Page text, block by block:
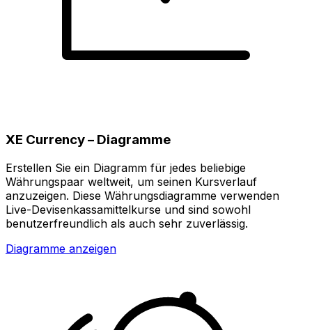
XE Currency – Diagramme
Erstellen Sie ein Diagramm für jedes beliebige
Währungspaar weltweit, um seinen Kursverlauf
anzuzeigen. Diese Währungsdiagramme verwenden
Live-Devisenkassamittelkurse und sind sowohl
benutzerfreundlich als auch sehr zuverlässig.
Diagramme anzeigen